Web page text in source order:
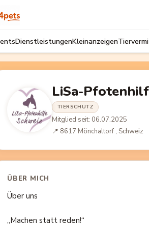
DienstleistungenKleinanzeigen
Selbst inserieren, Inserate merken, Kurse
– gratis in unter 3 Minuten.
LiSa-
TIERSCHUTZ
Mitglied seit: 06.07.2025
📍 8617 Mönchaltorf ​, Schweiz
ÜBER MICH
Über uns
„Machen statt reden!“